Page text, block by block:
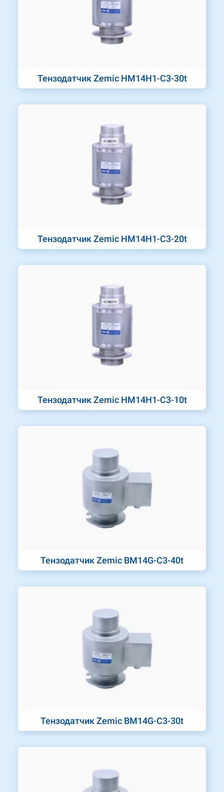
Тензодатчик Zemic HM14H1-C3-30t
Тензодатчик Zemic HM14H1-C3-20t
Тензодатчик Zemic HM14H1-C3-10t
Тензодатчик Zemic BM14G-C3-40t
Тензодатчик Zemic BM14G-C3-30t